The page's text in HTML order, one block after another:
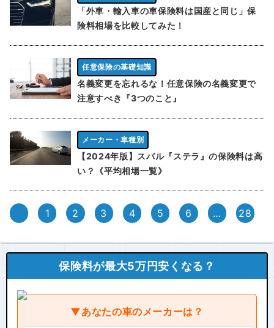
「外車・輸入車の車保険料は国産と同じ」保
険料相場を比較してみた！
任意保険の基礎知識
名義変更を忘れるな！任意保険の名義変更で
注意すべき『3つのこと』
メーカー・車種別
【2024年版】スバル『ステラ』の保険料は高
い？《平均相場一覧》
1 2 3 4 5 6 … 28
保険料が最大5万円安くなる？
▼あなたの車のメーカーは？